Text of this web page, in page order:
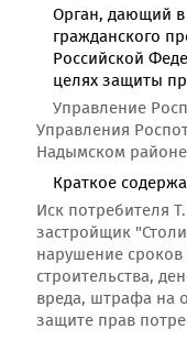
Орган, дающий в
гражданского
Российской
целях защиты
Управление
Управления
Надымском районе
Краткое
Иск потребителя
застройщик
нарушение
строительства,
вреда, штрафа на
защите прав